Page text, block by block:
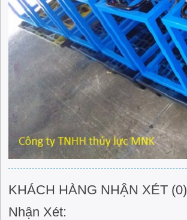
KHÁCH HÀNG NHẬN XÉT (0)
Nhận Xét: